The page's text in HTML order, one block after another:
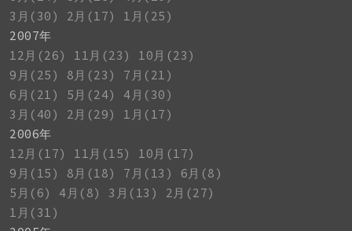
3月(30)
2月(17)
1月(25)
2007年
12月(26)
11月(23)
10月(23)
9月(25)
8月(23)
7月(21)
6月(21)
5月(24)
4月(30)
3月(40)
2月(29)
1月(17)
2006年
12月(17)
11月(15)
10月(17)
9月(15)
8月(18) 7月(13)
6月(8)
5月(6)
4月(8) 3月(13)
2月(27)
1月(31)